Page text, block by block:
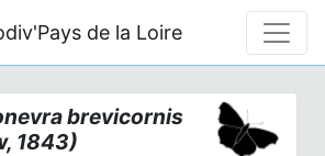
de la Loire
brevicornis
1843)